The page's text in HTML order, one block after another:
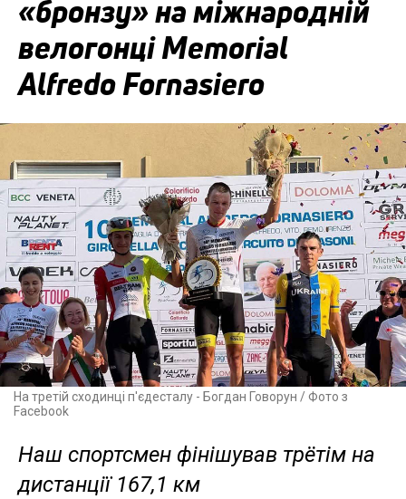
«бронзу» на міжнародній
велогонці Memorial
Alfredo Fornasiero
На третій сходинці п'єдесталу - Богдан Говорун / Фото з
Facebook
Наш спортсмен фінішував трётім на
дистанції 167,1 км